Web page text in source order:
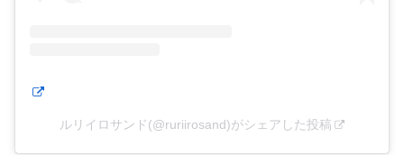
ルリイロサンド(@ruriirosand)がシェアした投稿